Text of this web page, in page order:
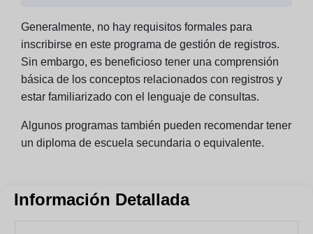
Generalmente, no hay requisitos formales para
inscribirse en este programa de gestión de registros.
Sin embargo, es beneficioso tener una comprensión
básica de los conceptos relacionados con registros y
estar familiarizado con el lenguaje de consultas.
Algunos programas también pueden recomendar tener
un diploma de escuela secundaria o equivalente.
Información Detallada